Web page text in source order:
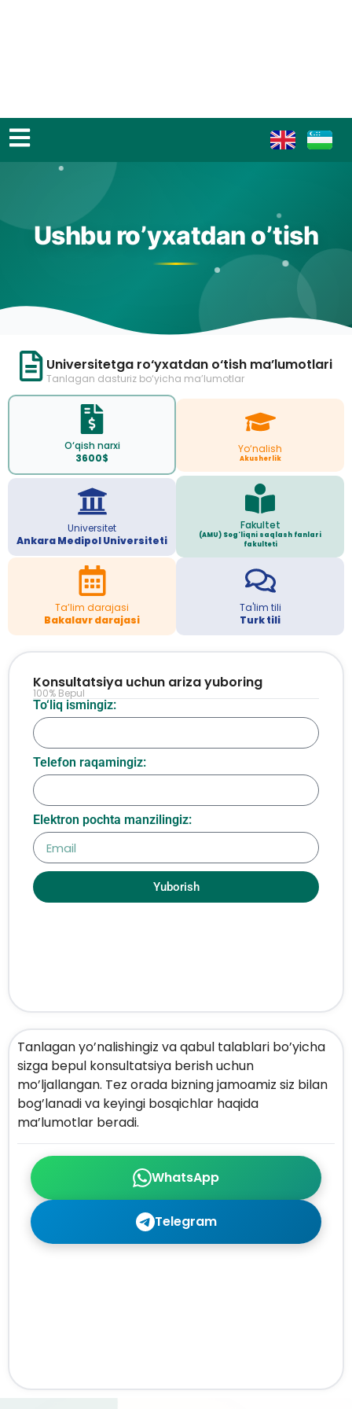
Ushbu ro’yxatdan o’tish
Universitetga ro‘yxatdan o‘tish ma’lumotlari
Tanlagan dasturiz bo‘yicha ma’lumotlar
O‘qish narxi
3600$
Yo‘nalish
Akusherlik
Universitet
Ankara Medipol Universiteti
Fakultet
(AMU) Sog'liqni saqlash fanlari
fakulteti
Ta’lim darajasi
Bakalavr darajasi
Ta'lim tili
Turk tili
WhatsApp
Telegram
Tanlagan yo’nalishingiz va qabul talablari bo’yicha
sizga bepul konsultatsiya berish uchun
mo’ljallangan. Tez orada bizning jamoamiz siz bilan
bog’lanadi va keyingi bosqichlar haqida
ma’lumotlar beradi.
To‘liq ismingiz:
Telefon raqamingiz:
Elektron pochta manzilingiz:
Yuborish
Konsultatsiya uchun ariza yuboring
100% Bepul